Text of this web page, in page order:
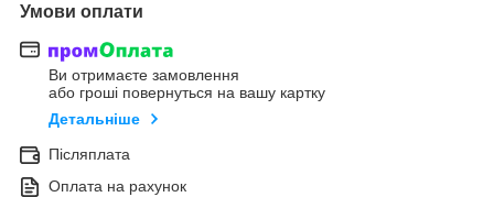
Умови оплати
Ви отримаєте замовлення
або гроші повернуться на вашу картку
Детальніше
Післяплата
Оплата на рахунок